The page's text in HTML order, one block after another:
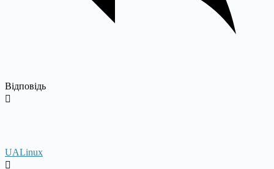
Відповідь
UALinux